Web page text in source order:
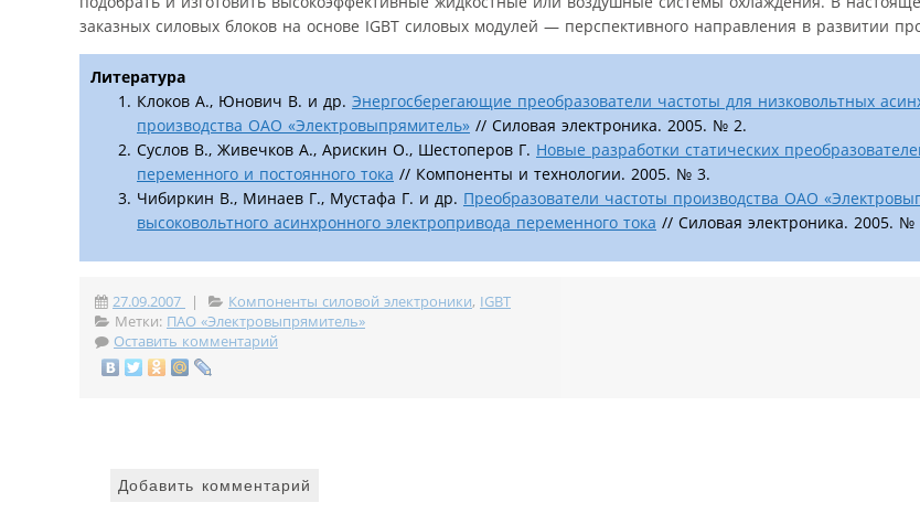
заказных силовых блоков на основе IGBT силовых модулей — перспективного направления в развитии
Литература
Клоков А., Юнович В. и др. Энергосберегающие преобразователи частоты для низковольтных
производства ОАО «Электровыпрямитель» // Силовая электроника. 2005. № 2.
Суслов В., Живечков А., Арискин О., Шестоперов Г. Новые разработки статических
переменного и постоянного тока // Компоненты и технологии. 2005. № 3.
Чибиркин В., Минаев Г., Мустафа Г. и др. Преобразователи частоты производства ОАО
высоковольтного асинхронного электропривода переменного тока // Силовая электроника. 2005. №
27.09.2007 | Компоненты силовой электроники, IGBT
Метки: ПАО «Электровыпрямитель»
Оставить комментарий
Добавить комментарий